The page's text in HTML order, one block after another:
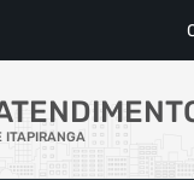
ITAPIRANGA